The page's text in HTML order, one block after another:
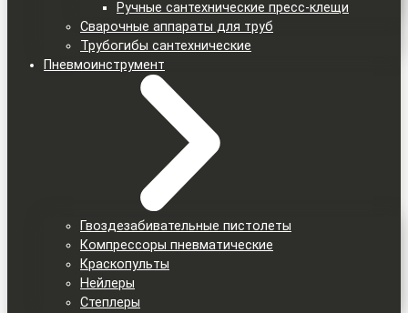
Ручные сантехнические пресс-клещи
Сварочные аппараты для труб
Трубогибы сантехнические
Пневмоинструмент
Гвоздезабивательные пистолеты
Компрессоры пневматические
Краскопульты
Нейлеры
Степлеры